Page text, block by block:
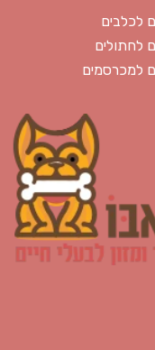
לכלבים
לחתולים
למכרסמים